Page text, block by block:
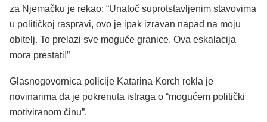
za Njemačku je rekao: “Unatoč suprotstavljenim stavovima
u političkoj raspravi, ovo je ipak izravan napad na moju
obitelj. To prelazi sve moguće granice. Ova eskalacija
mora prestati!”
Glasnogovornica policije Katarina Korch rekla je
novinarima da je pokrenuta istraga o “mogućem politički
motiviranom činu”.